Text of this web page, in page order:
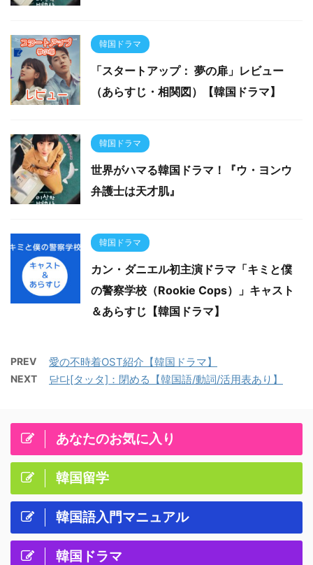
韓国ドラマ
「スタートアップ： 夢の扉」レビュー
（あらすじ・相関図）【韓国ドラマ】
韓国ドラマ
世界がハマる韓国ドラマ！『ウ・ヨンウ
弁護士は天才肌』
韓国ドラマ
カン・ダニエル初主演ドラマ「キミと僕
の警察学校（Rookie Cops）」キャスト
＆あらすじ【韓国ドラマ】
PREV 愛の不時着OST紹介【韓国ドラマ】
NEXT 닫다[タッタ]：閉める【韓国語/動詞/活用表あり】
あなたのお気に入り
韓国留学
韓国語入門マニュアル
韓国ドラマ